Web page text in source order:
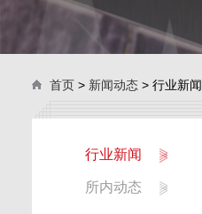
首页> 新闻动态> 行业新闻
行业新闻
所内动态